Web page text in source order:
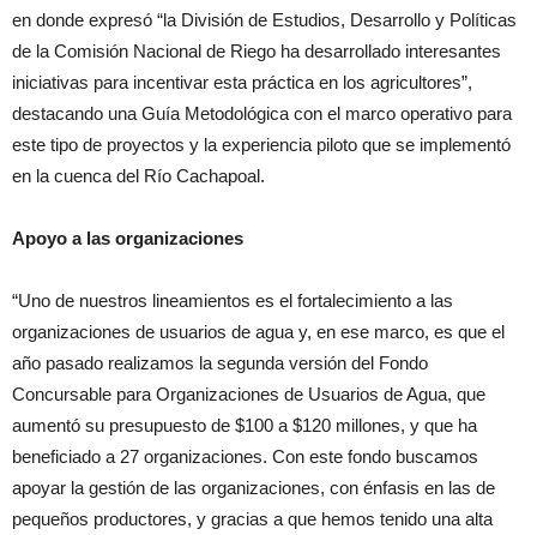
en donde expresó “la División de Estudios, Desarrollo y Políticas
de la Comisión Nacional de Riego ha desarrollado interesantes
iniciativas para incentivar esta práctica en los agricultores”,
destacando una Guía Metodológica con el marco operativo para
este tipo de proyectos y la experiencia piloto que se implementó
en la cuenca del Río Cachapoal.
Apoyo a las organizaciones
“Uno de nuestros lineamientos es el fortalecimiento a las
organizaciones de usuarios de agua y, en ese marco, es que el
año pasado realizamos la segunda versión del Fondo
Concursable para Organizaciones de Usuarios de Agua, que
aumentó su presupuesto de $100 a $120 millones, y que ha
beneficiado a 27 organizaciones. Con este fondo buscamos
apoyar la gestión de las organizaciones, con énfasis en las de
pequeños productores, y gracias a que hemos tenido una alta